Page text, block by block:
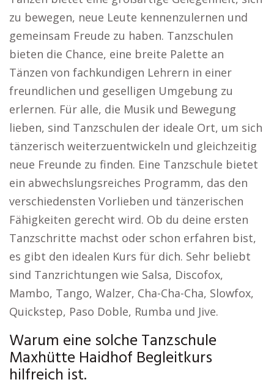
zu bewegen, neue Leute kennenzulernen und
gemeinsam Freude zu haben. Tanzschulen
bieten die Chance, eine breite Palette an
Tänzen von fachkundigen Lehrern in einer
freundlichen und geselligen Umgebung zu
erlernen. Für alle, die Musik und Bewegung
lieben, sind Tanzschulen der ideale Ort, um sich
tänzerisch weiterzuentwickeln und gleichzeitig
neue Freunde zu finden. Eine Tanzschule bietet
ein abwechslungsreiches Programm, das den
verschiedensten Vorlieben und tänzerischen
Fähigkeiten gerecht wird. Ob du deine ersten
Tanzschritte machst oder schon erfahren bist,
es gibt den idealen Kurs für dich. Sehr beliebt
sind Tanzrichtungen wie Salsa, Discofox,
Mambo, Tango, Walzer, Cha-Cha-Cha, Slowfox,
Quickstep, Paso Doble, Rumba und Jive.
Warum eine solche Tanzschule
Maxhütte Haidhof Begleitkurs
hilfreich ist.